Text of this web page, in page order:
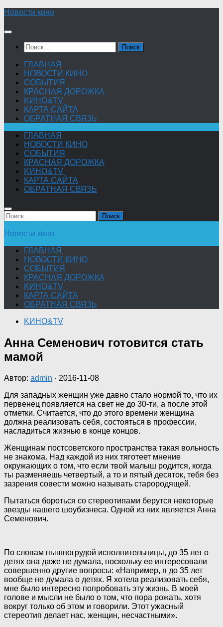
Skip
content
Новости кино
Найти:
ГЛАВНАЯ
НОВОСТИ КИНО
СОБЫТИЯ
КРАСНАЯ ДОРОЖКА
KИНО&TV
КАРТА САЙТА
ОБРАТНАЯ СВЯЗЬ
ГЛАВНАЯ
НОВОСТИ КИНО
СОБЫТИЯ
КРАСНАЯ ДОРОЖКА
KИНО&TV
КАРТА САЙТА
ОБРАТНАЯ СВЯЗЬ
Найти:
Новости кино
ГЛАВНАЯ
НОВОСТИ КИНО
СОБЫТИЯ
КРАСНАЯ ДОРОЖКА
KИНО&TV
КАРТА САЙТА
ОБРАТНАЯ СВЯЗЬ
KИНО&TV
Анна Семенович готовится стать
мамой
Автор: admin · 2016-11-08
Для западных женщин уже давно стало нормой то, что их
первенец появляется на свет не до 30-ти, а после этой
отметки. Считается, что до этого времени женщина
должна реализовать себя, состояться в профессии,
насладиться жизнью в конце концов.
Женщинам постсоветского пространства такая вольность
не знакома. Над каждой из них тяготеет мнение
окружающих о том, что если твой малыш родится, когда
ты разменяешь четвертый, а то и пятый десяток, тебя без
зазрения совести можно называть старородящей.
Пытаться бороться со стереотипами берутся некоторые
звезды нашего шоубизнеса. Одной из них является Анна
Семенович.
По словам пышногрудой исполнительницы, до 35 лет о
детях она даже не думала, поскольку ее интересовали
совершенно другие вопросы: «Например, я до 35 лет
вообще не думала о детях. Я хотела реализовать себя,
мне было интересно попробовать эту жизнь. В моей
голове и мысли не было о том, что пора рожать, хотя
вокруг только об этом и говорили. Этот ужасный
стереотип делает нас, женщин, несчастными».